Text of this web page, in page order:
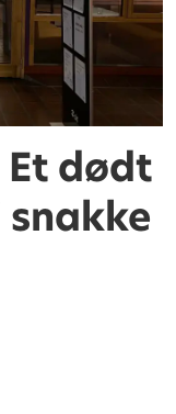
dødt
snakke